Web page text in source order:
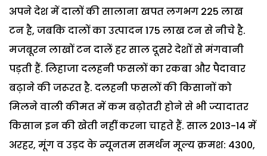
अपने देश में दालों की सालाना खपत लगभग 225 लाख
टन है, जबकि दालों का उत्पादन 175 लाख टन से नीचे है.
मजबूरन लाखों टन दालें हर साल दूसरे देशों से मंगवानी
पड़ती हैं. लिहाजा दलहनी फसलों का रकबा और पैदावार
बढ़ाने की जरूरत है. दलहनी फसलों की किसानों को
मिलने वाली कीमत में कम बढ़ोतरी होने से भी ज्यादातर
किसान इन की खेती नहीं करना चाहते हैं. साल 2013-14 में
अरहर, मूंग व उड़द के न्यूनतम समर्थन मूल्य क्रमश: 4300,